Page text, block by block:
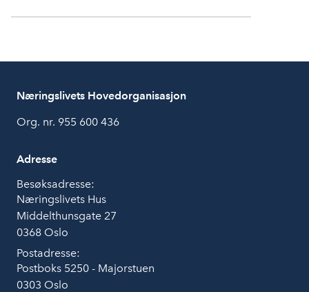
Næringslivets Hovedorganisasjon
Org. nr. 955 600 436
Adresse
Besøksadresse:
Næringslivets Hus
Middelthunsgate 27
0368 Oslo
Postadresse:
Postboks 5250 - Majorstuen
0303 Oslo